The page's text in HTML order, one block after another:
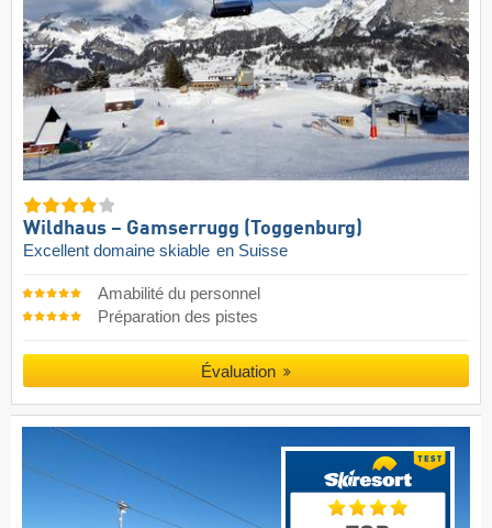
Wildhaus – Gamserrugg (Toggenburg)
Excellent domaine skiable en Suisse
Amabilité du personnel
Préparation des pistes
Évaluation